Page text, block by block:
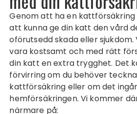
Genom att ha en kattförsäkring
att kunna ge din katt den vård
oförutsedd skada eller
vara kostsamt och med rätt
din katt en extra trygghet. Det
förvirring om du behöver
kattförsäkring eller om det
hemförsäkringen. Vi kommer
närmare på: